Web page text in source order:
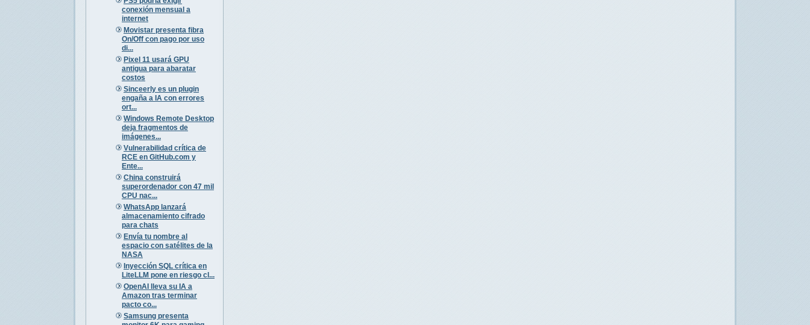
conexión mensual a
internet
Movistar presenta fibra
On/Off con pago por uso
di...
Pixel 11 usará GPU
antigua para abaratar
costos
Sinceerly es un plugin
engaña a IA con errores
ort...
Windows Remote Desktop
deja fragmentos de
imágenes...
Vulnerabilidad crítica de
RCE en GitHub.com y
Ente...
China construirá
superordenador con 47 mil
CPU nac...
WhatsApp lanzará
almacenamiento cifrado
para chats
Envía tu nombre al
espacio con satélites de la
NASA
Inyección SQL crítica en
LiteLLM pone en riesgo cl...
OpenAI lleva su IA a
Amazon tras terminar
pacto co...
Samsung presenta